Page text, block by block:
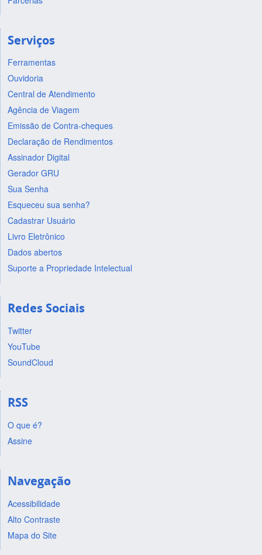
Serviços
Ferramentas
Ouvidoria
Central de Atendimento
Agência de Viagem
Emissão de Contra-cheques
Declaração de Rendimentos
Assinador Digital
Gerador GRU
Sua Senha
Esqueceu sua senha?
Cadastrar Usuário
Livro Eletrônico
Dados abertos
Suporte a Propriedade Intelectual
Redes Sociais
Twitter
YouTube
SoundCloud
RSS
O que é?
Assine
Navegação
Acessibilidade
Alto Contraste
Mapa do Site